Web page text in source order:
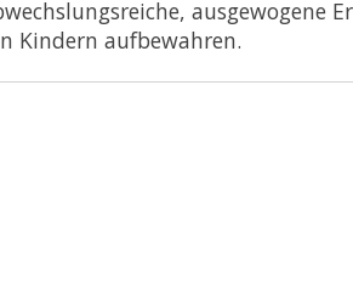
ausgewogene
Kindern aufbewahren.